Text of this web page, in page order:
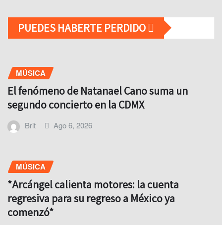
PUEDES HABERTE PERDIDO
MÚSICA
El fenómeno de Natanael Cano suma un
segundo concierto en la CDMX
Brit Ago 6, 2026
MÚSICA
*Arcángel calienta motores: la cuenta
regresiva para su regreso a México ya
comenzó*